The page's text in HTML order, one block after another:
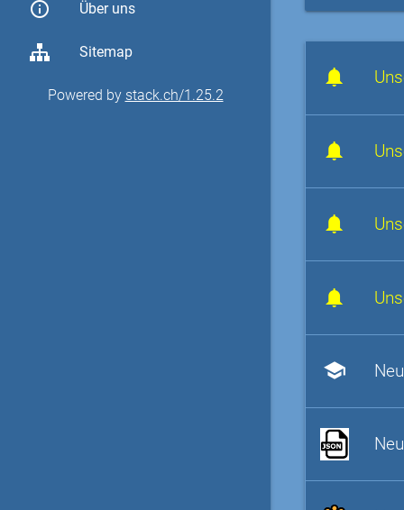
info_outline Über uns
Sitemap
Powered by stack.ch/1.25.2
school